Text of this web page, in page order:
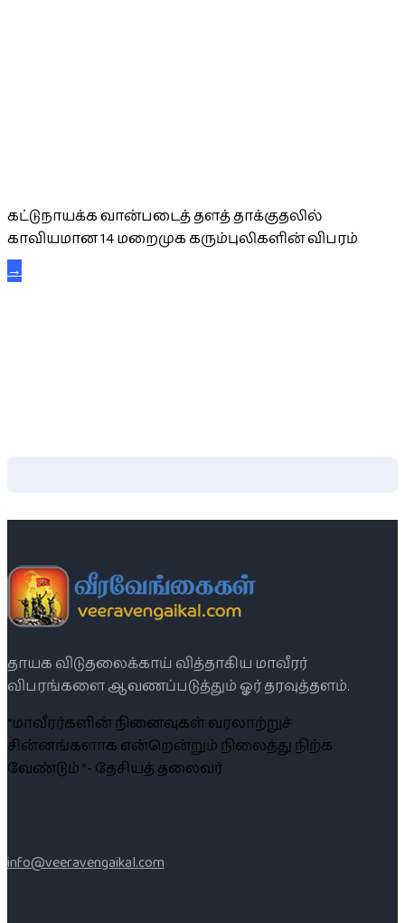
கட்டுநாயக்க வான்படைத் தளத் தாக்குதலில்
காவியமான 14 மறைமுக கரும்புலிகளின் விபரம்
→
தாயக விடுதலைக்காய் வித்தாகிய மாவீரர்
விபரங்களை ஆவணப்படுத்தும் ஓர் தரவுத்தளம்.
“மாவீரர்களின் நினைவுகள் வரலாற்றுச்
சின்னங்களாக என்றென்றும் நிலைத்து நிற்க
வேண்டும் ”- தேசியத் தலைவர்
info@veeravengaikal.com